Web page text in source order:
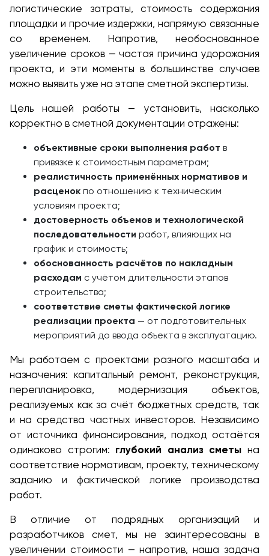
логистические затраты, стоимость содержания
площадки и прочие издержки, напрямую связанные
со временем. Напротив, необоснованное
увеличение сроков — частая причина удорожания
проекта, и эти моменты в большинстве случаев
можно выявить уже на этапе сметной экспертизы.
Цель нашей работы — установить, насколько
корректно в сметной документации отражены:
объективные сроки выполнения работ в
привязке к стоимостным параметрам;
реалистичность применённых нормативов и
расценок по отношению к техническим
условиям проекта;
достоверность объемов и технологической
последовательности работ, влияющих на
график и стоимость;
обоснованность расчётов по накладным
расходам с учётом длительности этапов
строительства;
соответствие сметы фактической логике
реализации проекта — от подготовительных
мероприятий до ввода объекта в эксплуатацию.
Мы работаем с проектами разного масштаба и
назначения: капитальный ремонт, реконструкция,
перепланировка, модернизация объектов,
реализуемых как за счёт бюджетных средств, так
и на средства частных инвесторов. Независимо
от источника финансирования, подход остаётся
одинаково строгим: глубокий анализ сметы на
соответствие нормативам, проекту, техническому
заданию и фактической логике производства
работ.
В отличие от подрядных организаций и
разработчиков смет, мы не заинтересованы в
увеличении стоимости — напротив, наша задача